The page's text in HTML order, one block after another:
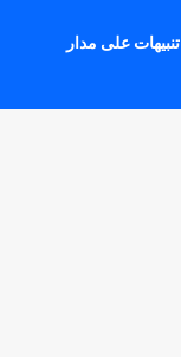
تنبيهات على مدار